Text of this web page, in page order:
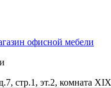
офисной мебели
стр.1, эт.2, комната